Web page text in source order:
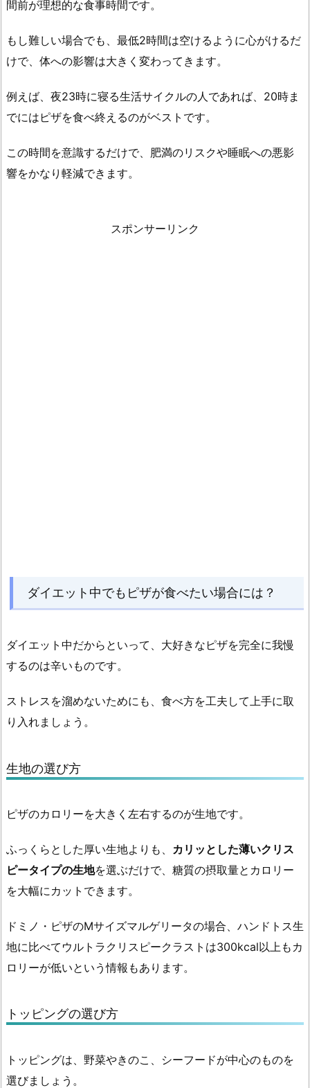
間前が理想的な食事時間です。
もし難しい場合でも、最低2時間は空けるように心がけるだ
けで、体への影響は大きく変わってきます。
例えば、夜23時に寝る生活サイクルの人であれば、20時ま
でにはピザを食べ終えるのがベストです。
この時間を意識するだけで、肥満のリスクや睡眠への悪影
響をかなり軽減できます。
スポンサーリンク
ダイエット中でもピザが食べたい場合には？
ダイエット中だからといって、大好きなピザを完全に我慢
するのは辛いものです。
ストレスを溜めないためにも、食べ方を工夫して上手に取
り入れましょう。
生地の選び方
ピザのカロリーを大きく左右するのが生地です。
ふっくらとした厚い生地よりも、 カリッとした薄いクリス
ピータイプの生地を選ぶだけで、糖質の摂取量とカロリー
を大幅にカットできます。
ドミノ・ピザのMサイズマルゲリータの場合、ハンドトス生
地に比べてウルトラクリスピークラストは300kcal以上もカ
ロリーが低いという情報もあります。
トッピングの選び方
トッピングは、 野菜やきのこ、シーフードが中心のものを
選びましょう。